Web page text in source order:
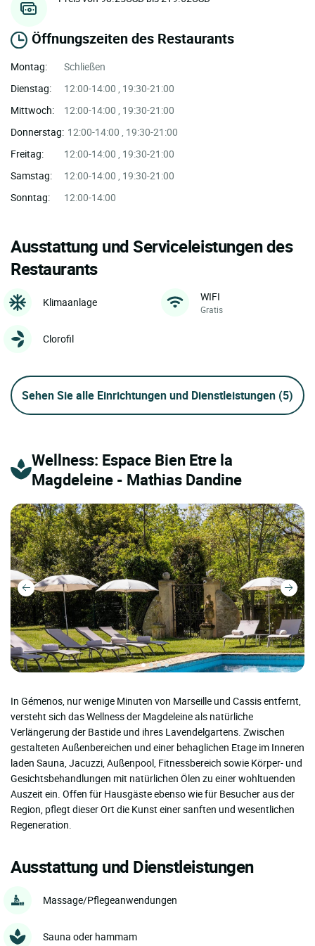
Öffnungszeiten des Restaurants
Montag:
Schließen
Dienstag:
12:00-14:00 , 19:30-21:00
Mittwoch:
12:00-14:00 , 19:30-21:00
Donnerstag: 12:00-14:00 , 19:30-21:00
Freitag:
12:00-14:00 , 19:30-21:00
Samstag:
12:00-14:00 , 19:30-21:00
Sonntag:
12:00-14:00
Ausstattung und Serviceleistungen des
Restaurants
Klimaanlage WIFI
Gratis
Clorofil
Sehen Sie alle Einrichtungen und Dienstleistungen (5)
Wellness: Espace Bien Etre la
Magdeleine - Mathias Dandine
In Gémenos, nur wenige Minuten von Marseille und Cassis entfernt,
versteht sich das Wellness der Magdeleine als natürliche
Verlängerung der Bastide und ihres Lavendelgartens. Zwischen
gestalteten Außenbereichen und einer behaglichen Etage im Inneren
laden Sauna, Jacuzzi, Außenpool, Fitnessbereich sowie Körper- und
Gesichtsbehandlungen mit natürlichen Ölen zu einer wohltuenden
Auszeit ein. Offen für Hausgäste ebenso wie für Besucher aus der
Region, pflegt dieser Ort die Kunst einer sanften und wesentlichen
Regeneration.
Ausstattung und Dienstleistungen
Massage/Pflegeanwendungen
Sauna oder hammam